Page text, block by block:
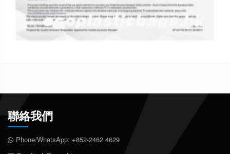
聯絡我們
Phone/WhatsApp: +852-2462 4629